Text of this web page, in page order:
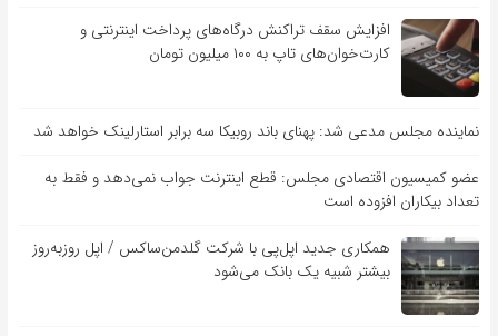
افزایش سقف تراکنش درگاه‌های پرداخت اینترنتی و
کارت‌خوان‌های تاپ به ۱۰۰ میلیون تومان
نماینده مجلس مدعی شد: پهنای باند روبیکا سه برابر استارلینک خواهد شد
عضو کمیسیون اقتصادی مجلس: قطع اینترنت جواب نمی‌دهد و فقط به
تعداد بیکاران افزوده است
همکاری جدید اپل‌پی با شرکت گلدمن‌ساکس / اپل روزبه‌روز
بیشتر شبیه یک بانک می‌شود